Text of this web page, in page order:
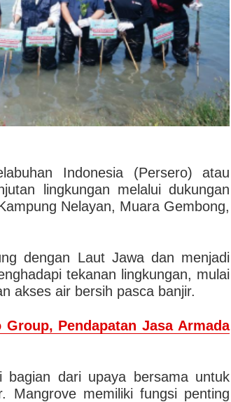
Indonesia (Persero) atau
lingkungan melalui dukungan
Nelayan, Muara Gembong,
dengan Laut Jawa dan menjadi
tekanan lingkungan, mulai
akses air bersih pasca banjir.
Pendapatan Jasa Armada
bagian dari upaya bersama untuk
Mangrove memiliki fungsi penting